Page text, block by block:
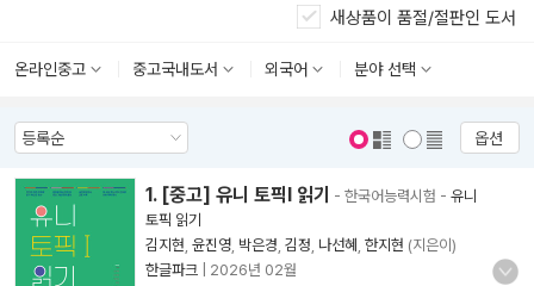
새상품이 품절/절판인 도서
온라인중고 중고국내도서 외국어 분야 선택
옵션
1. [중고] 유니 토픽Ⅰ 읽기 - 한국어능력시험 - 유니
토픽 읽기
김지현 윤진영 박은경 김정 나선혜 한지현 (지은이)
한글파크
2026년 02월